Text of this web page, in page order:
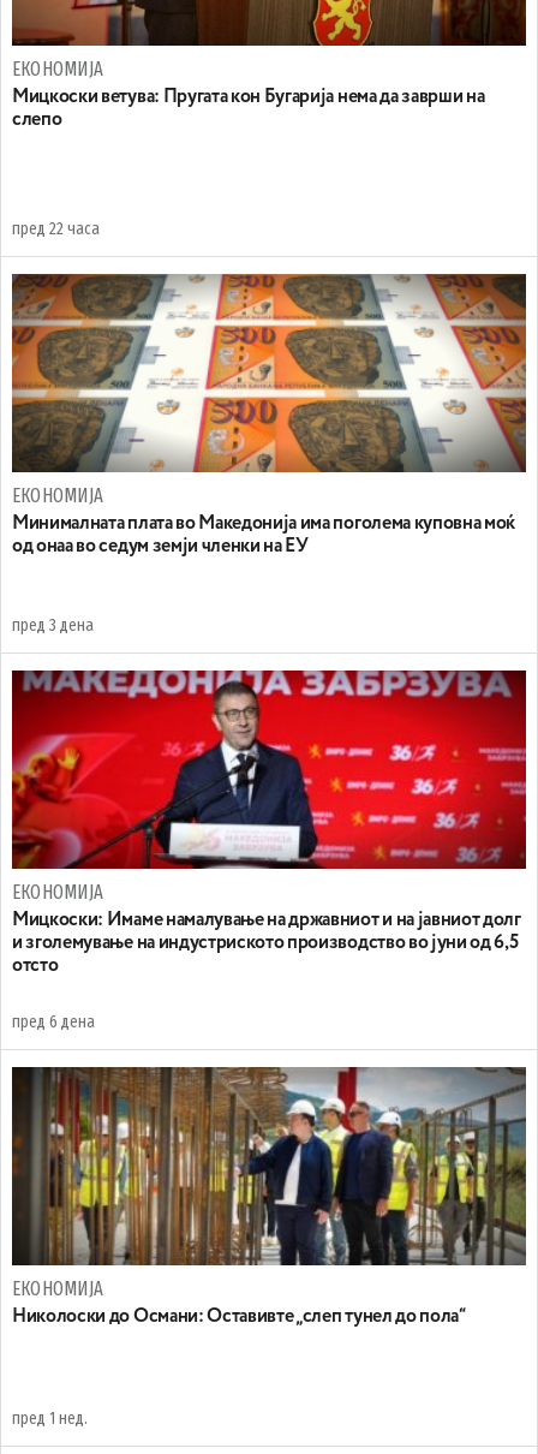
ЕКОНОМИЈА
Mицкоски ветува: Пругата кон Бугарија нема да заврши на
слепо
пред 22 часа
ЕКОНОМИЈА
Минималната плата во Македонија има поголема куповна моќ
од онаа во седум земји членки на ЕУ
пред 3 дена
ЕКОНОМИЈА
Mицкоски: Имаме намалување на државниот и на јавниот долг
и зголемување на индустриското производство во јуни од 6,5
отсто
пред 6 дена
ЕКОНОМИЈА
Николоски до Османи: Oставивте „слеп тунел до пола“
пред 1 нед.